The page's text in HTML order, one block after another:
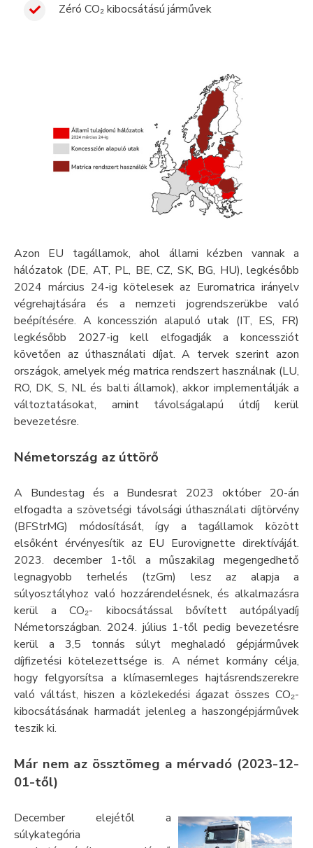
Zéró CO₂ kibocsátású járművek
Azon EU tagállamok, ahol állami kézben vannak a
hálózatok (DE, AT, PL, BE, CZ, SK, BG, HU), legkésőbb
2024 március 24-ig kötelesek az Euromatrica irányelv
végrehajtására és a nemzeti jogrendszerükbe való
beépítésére. A koncesszión alapuló utak (IT, ES, FR)
legkésőbb 2027-ig kell elfogadják a koncessziót
követően az úthasználati díjat. A tervek szerint azon
országok, amelyek még matrica rendszert használnak (LU,
RO, DK, S, NL és balti államok), akkor implementálják a
változtatásokat, amint távolságalapú útdíj kerül
bevezetésre.
Németország az úttörő
A Bundestag és a Bundesrat 2023 október 20-án
elfogadta a szövetségi távolsági úthasználati díjtörvény
(BFStrMG) módosítását, így a tagállamok között
elsőként érvényesítik az EU Eurovignette direktíváját.
2023. december 1-től a műszakilag megengedhető
legnagyobb terhelés (tzGm) lesz az alapja a
súlyosztályhoz való hozzárendelésnek, és alkalmazásra
kerül a CO₂- kibocsátással bővített autópályadíj
Németországban. 2024. július 1-től pedig bevezetésre
kerül a 3,5 tonnás súlyt meghaladó gépjárművek
díjfizetési kötelezettsége is. A német kormány célja,
hogy felgyorsítsa a klímasemleges hajtásrendszerekre
való váltást, hiszen a közlekedési ágazat összes CO₂-
kibocsátásának harmadát jelenleg a haszongépjárművek
teszik ki.
Már nem az össztömeg a mérvadó (2023-12-
01-től)
December elejétől a
súlykategória